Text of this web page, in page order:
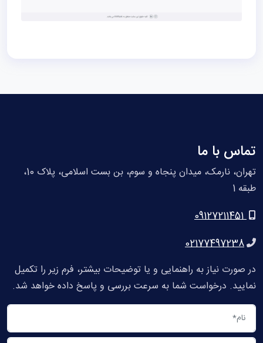
تماس با ما
تهران، نارمک، میدان پنجاه و سوم، بن بست اسلامی، پلاک 10،
طبقه 1
09127211451
02177497238
در صورت نیاز به راهنمایی و یا توضیحات بیشتر، فرم زیر را تکمیل
نمایید. درخواست شما به سرعت بررسی و پاسخ داده خواهد شد.